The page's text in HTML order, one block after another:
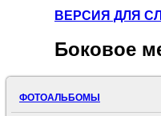
ВЕРСИЯ ДЛЯ
Боковое
ФОТОАЛЬБОМЫ